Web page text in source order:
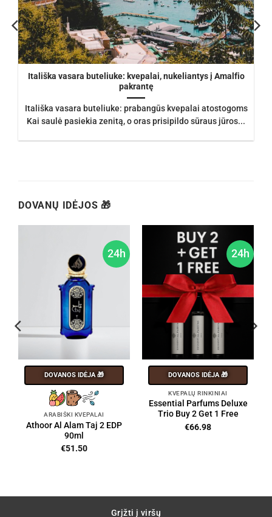
Itališka vasara buteliuke: kvepalai, nukeliantys į Amalfio
pakrantę
Itališka vasara buteliuke: prabangūs kvepalai atostogoms
Kai saulė pasiekia zenitą, o oras prisipildo sūraus jūros...
DOVANŲ IDĖJOS 🎁
24h
DOVANOS IDĖJA 🎁
ARABIŠKI KVEPALAI
Athoor Al Alam Taj 2 EDP
90ml
€51.50
24h
DOVANOS IDĖJA 🎁
KVEPALŲ RINKINIAI
Essential Parfums Deluxe
Trio Buy 2 Get 1 Free
€66.98
Grįžti į viršų